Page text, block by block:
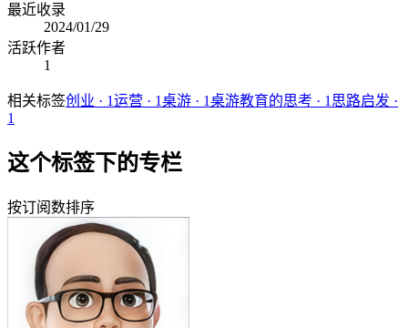
最近收录
2024/01/29
活跃作者
1
相关标签创业 · 1运营 · 1桌游 · 1桌游教育的思考 · 1 思路启发 ·
1
这个标签下的专栏
按订阅数排序